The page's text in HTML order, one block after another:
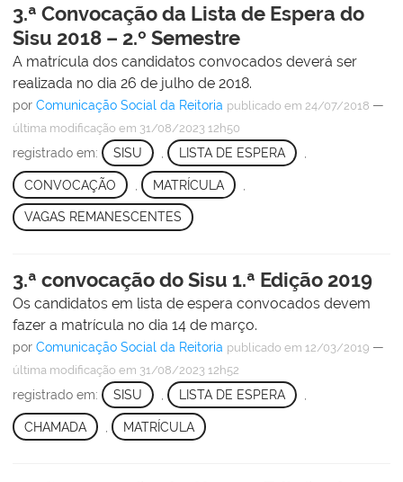
3.ª Convocação da Lista de Espera do
Sisu 2018 – 2.º Semestre
A matrícula dos candidatos convocados deverá ser
realizada no dia 26 de julho de 2018.
por Comunicação Social da Reitoria publicado em 24/07/2018 —
última modificação em 31/08/2023 12h50
registrado em: SISU LISTA DE ESPERA
CONVOCAÇÃO MATRÍCULA
VAGAS REMANESCENTES
3.ª convocação do Sisu 1.ª Edição 2019
Os candidatos em lista de espera convocados devem
fazer a matrícula no dia 14 de março.
por Comunicação Social da Reitoria publicado em 12/03/2019 —
última modificação em 31/08/2023 12h52
registrado em: SISU LISTA DE ESPERA
CHAMADA MATRÍCULA